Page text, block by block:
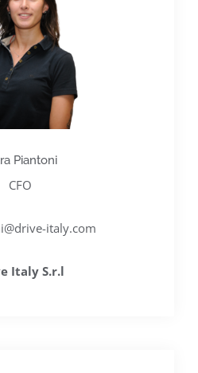
Piantoni
CFO
italy.com
Italy S.r.l